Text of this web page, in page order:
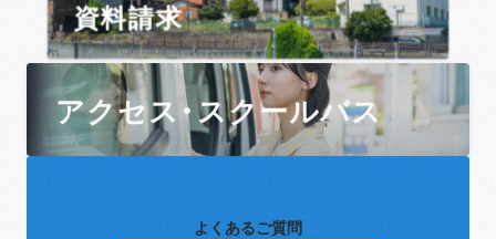
資料請求
アクセス・スクールバス
よくあるご質問